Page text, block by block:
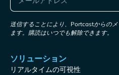
送信することにより、Portcastからの
ます。購読はいつでも解除できます。
ソリューション
リアルタイムの可視性